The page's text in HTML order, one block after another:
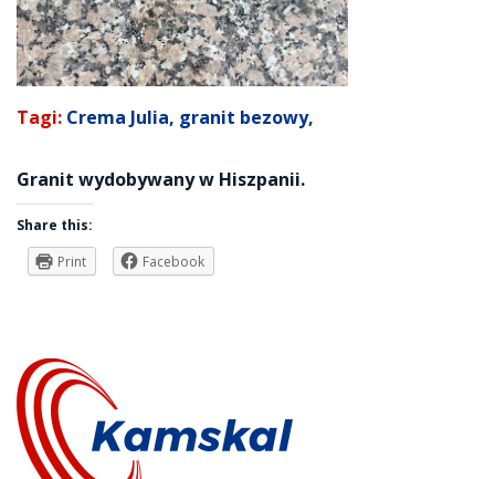
Tagi: Crema Julia, granit bezowy,
Granit wydobywany w Hiszpanii.
Share this:
Print
Facebook